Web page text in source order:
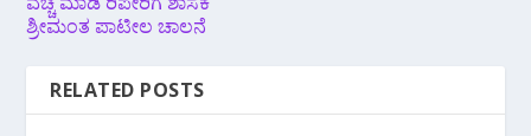
ಶ್ರೀಮಂತ ಪಾಟೀಲ ಚಾಲನೆ
RELATED POSTS